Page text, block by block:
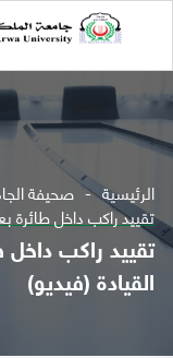
الرئيسية صحيفة
تقييد راكب داخل طائرة
تقييد راكب داخل
القيادة (فيديو)